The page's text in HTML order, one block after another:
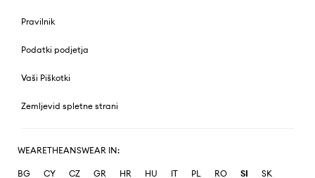
Pravilnik
Podatki podjetja
Vaši Piškotki
Zemljevid spletne strani
WEARETHEANSWEAR IN:
BG CY CZ GR HR HU IT PL RO SI SK